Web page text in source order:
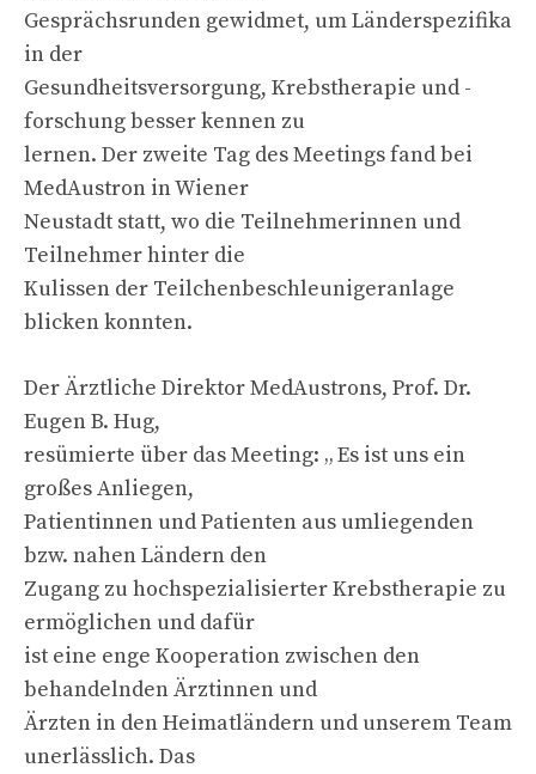
Gesprächsrunden gewidmet, um Länderspezifika
in der
Gesundheitsversorgung, Krebstherapie und -
forschung besser kennen zu
lernen. Der zweite Tag des Meetings fand bei
MedAustron in Wiener
Neustadt statt, wo die Teilnehmerinnen und
Teilnehmer hinter die
Kulissen der Teilchenbeschleunigeranlage
blicken konnten.
Der Ärztliche Direktor MedAustrons, Prof. Dr.
Eugen B. Hug,
resümierte über das Meeting: „ Es ist uns ein
großes Anliegen,
Patientinnen und Patienten aus umliegenden
bzw. nahen Ländern den
Zugang zu hochspezialisierter Krebstherapie zu
ermöglichen und dafür
ist eine enge Kooperation zwischen den
behandelnden Ärztinnen und
Ärzten in den Heimatländern und unserem Team
unerlässlich. Das